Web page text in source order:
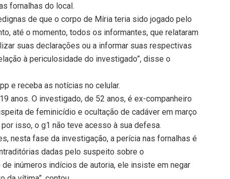
fornalhas do local.
de que o corpo de Míria teria sido jogado pelo
até o momento, todos os informantes, que relataram
suas declarações ou a informar suas respectivas
à periculosidade do investigado”, disse o
e receba as notícias no celular.
anos. O investigado, de 52 anos, é ex-companheiro
de feminicídio e ocultação de cadáver em março
isso, o g1 não teve acesso à sua defesa.
nesta fase da investigação, a perícia nas fornalhas é
dadas pelo suspeito sobre o
inúmeros indícios de autoria, ele insiste em negar